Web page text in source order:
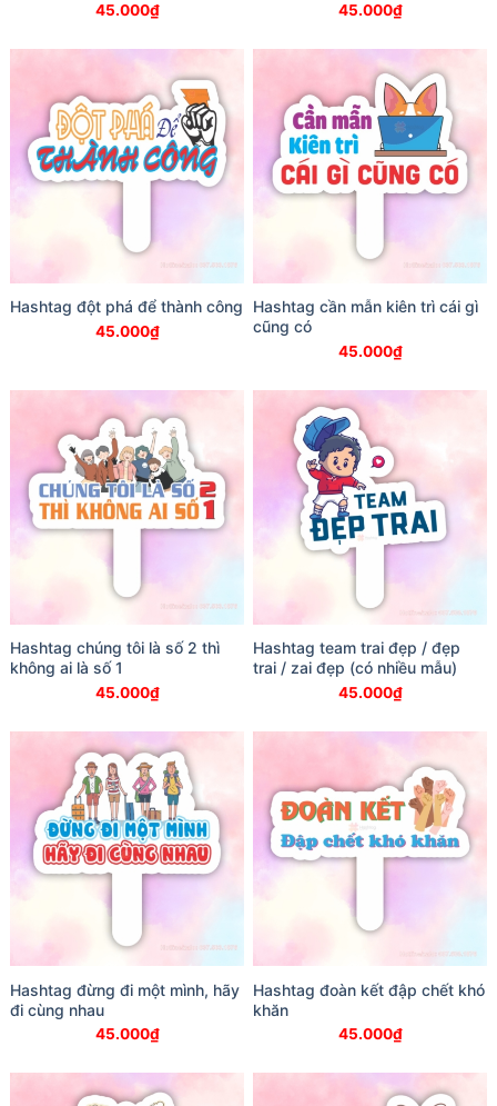
45.000₫ 45.000₫
Hashtag đột phá để thành công
45.000₫
Hashtag cần mẫn kiên trì cái gì
cũng có
45.000₫
Hashtag chúng tôi là số 2 thì
không ai là số 1
45.000₫
Hashtag team trai đẹp / đẹp
trai / zai đẹp (có nhiều mẫu)
45.000₫
Hashtag đừng đi một mình, hãy
đi cùng nhau
45.000₫
Hashtag đoàn kết đập chết khó
khăn
45.000₫